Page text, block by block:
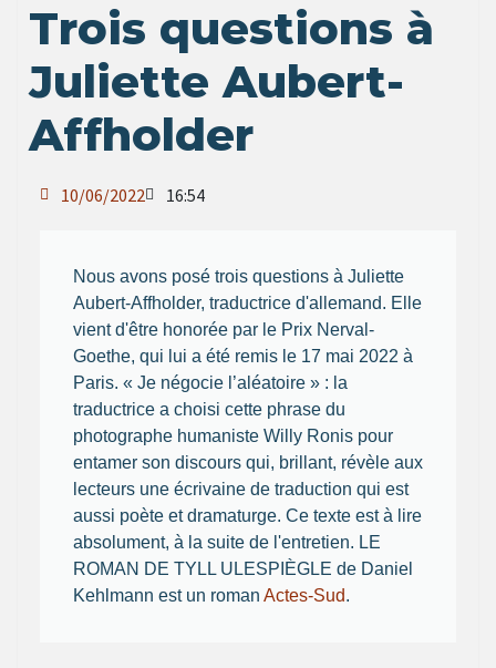
Trois questions à
Juliette Aubert-
Affholder
10/06/2022 16:54
Nous avons posé trois questions à Juliette
Aubert-Affholder, traductrice d'allemand. Elle
vient d'être honorée par le Prix Nerval-
Goethe, qui lui a été remis le 17 mai 2022 à
Paris. « Je négocie l’aléatoire » : la
traductrice a choisi cette phrase du
photographe humaniste Willy Ronis pour
entamer son discours qui, brillant, révèle aux
lecteurs une écrivaine de traduction qui est
aussi poète et dramaturge. Ce texte est à lire
absolument, à la suite de l'entretien. LE
ROMAN DE TYLL ULESPIÈGLE de Daniel
Kehlmann est un roman Actes-Sud.